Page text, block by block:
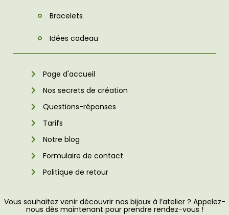
Bracelets
Idées cadeau
Page d'accueil
Nos secrets de création
Questions-réponses
Tarifs
Notre blog
Formulaire de contact
Politique de retour
Vous souhaitez venir découvrir nos bijoux à l’atelier ? Appelez-
nous dès maintenant pour prendre rendez-vous !